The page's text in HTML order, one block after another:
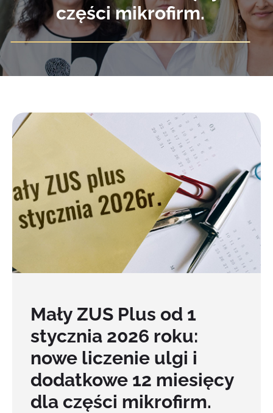
części mikrofirm.
Mały ZUS Plus od 1
stycznia 2026 roku:
nowe liczenie ulgi i
dodatkowe 12 miesięcy
dla części mikrofirm.